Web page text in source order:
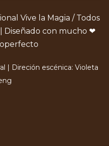
Vive la Magia / Todos
Diseñado con mucho ❤
| Direción escénica: Violeta